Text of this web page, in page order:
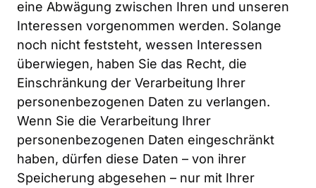
eine Abwägung zwischen Ihren und unseren
Interessen vorgenommen werden. Solange
noch nicht feststeht, wessen Interessen
überwiegen, haben Sie das Recht, die
Einschränkung der Verarbeitung Ihrer
personenbezogenen Daten zu verlangen.
Wenn Sie die Verarbeitung Ihrer
personenbezogenen Daten eingeschränkt
haben, dürfen diese Daten – von ihrer
Speicherung abgesehen – nur mit Ihrer